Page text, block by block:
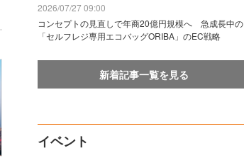
2026/07/27 09:00
コンセプトの見直しで年商20億円規模へ 急成長中の
「セルフレジ専用エコバッグORIBA」のEC戦略
新着記事一覧を見る
イベント